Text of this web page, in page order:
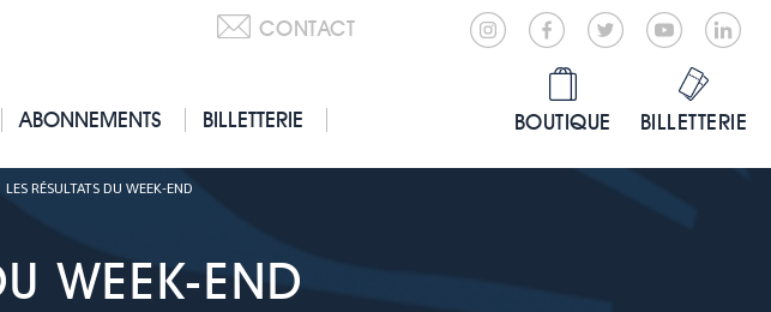
CONTACT
ABONNEMENTS
BILLETTERIE
BOUTIQUE BILLETTERIE
LES RÉSULTATS DU WEEK-END
WEEK-END